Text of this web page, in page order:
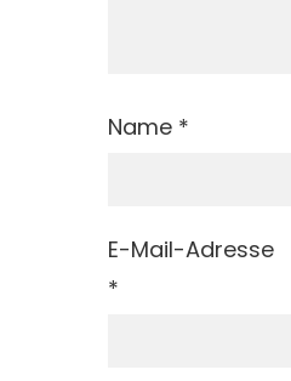
Name *
E-Mail-Adresse
*